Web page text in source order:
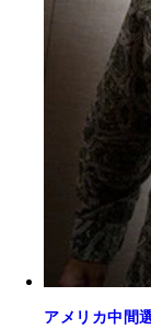
アメリカ中間